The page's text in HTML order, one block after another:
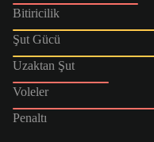
Bitiricilik
Şut Gücü
Uzaktan Şut
Voleler
Penaltı